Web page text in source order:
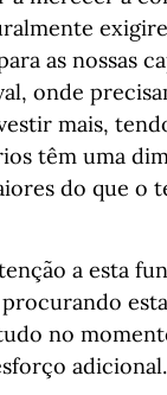
as nossas
onde
mais,
têm uma
do que o
a esta
no
adicional.